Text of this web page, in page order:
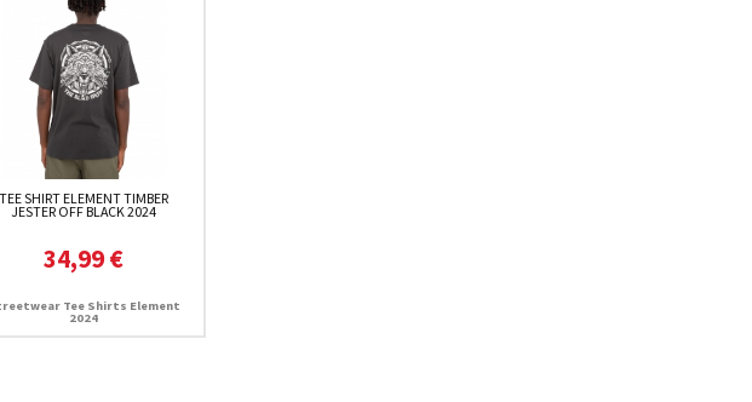
TEE SHIRT ELEMENT TIMBER
JESTER OFF BLACK 2024
34,99 €
Tee Shirts Element
2024